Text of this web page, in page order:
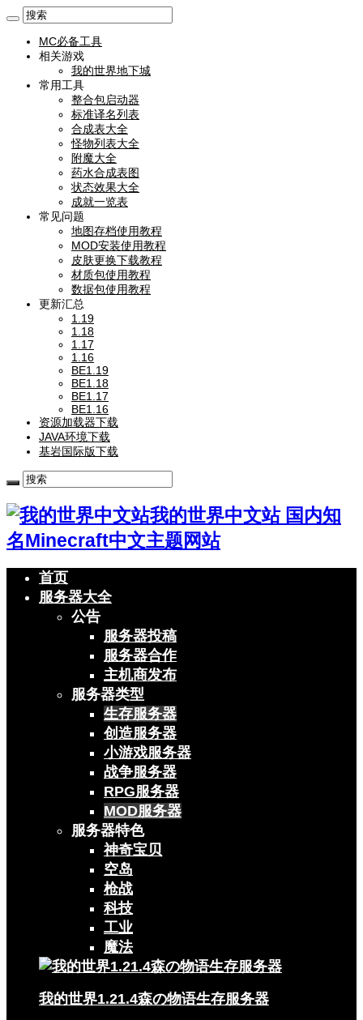
MC必备工具
相关游戏
我的世界地下城
常用工具
整合包启动器
标准译名列表
合成表大全
怪物列表大全
附魔大全
药水合成表图
状态效果大全
成就一览表
常见问题
地图存档使用教程
MOD安装使用教程
皮肤更换下载教程
材质包使用教程
数据包使用教程
更新汇总
1.19
1.18
1.17
1.16
BE1.19
BE1.18
BE1.17
BE1.16
资源加载器下载
JAVA环境下载
基岩国际版下载
我的世界中文站 国内知
名Minecraft中文主题网站
首页
服务器大全
公告
服务器投稿
服务器合作
主机商发布
服务器类型
生存服务器
创造服务器
小游戏服务器
战争服务器
RPG服务器
MOD服务器
服务器特色
神奇宝贝
空岛
枪战
科技
工业
魔法
我的世界1.21.4森の物语生存服务器